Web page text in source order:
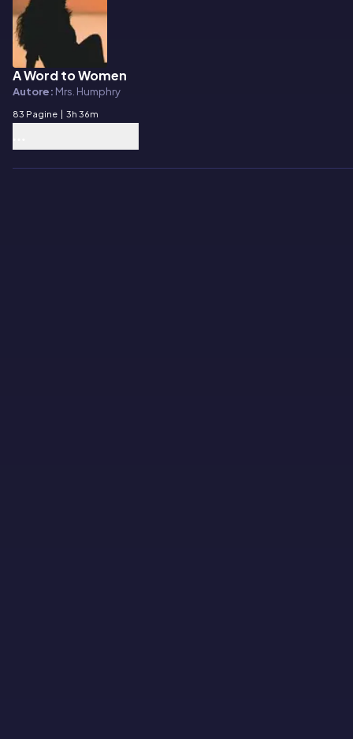
E-book
A Word to Women
Autore: Mrs. Humphry
83 Pagine | 3h 36m